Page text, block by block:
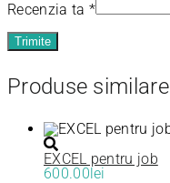
Recenzia ta *
Produse similare
EXCEL pentru job
600.00lei